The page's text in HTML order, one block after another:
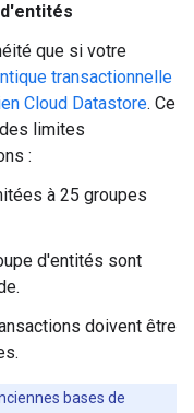
que si votre
transactionnelle
Cloud Datastore. Ce
limites
:
à 25 groupes
d'entités sont
doivent être
bases de